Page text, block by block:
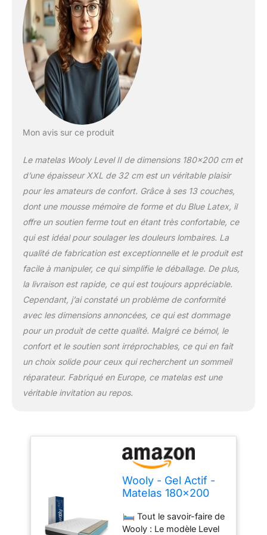
côté été intègre un gel
actif respirant qui vous
garde au frais toute la
nuit, tandis que sa face
hiver, enrichie en laine
naturelle, vous
enveloppe de confort,
sans jamais laisser
en version ressorts
ensachés pour un
soutien dorsal précis et
couchage totale, ou en
version mousse HR
premium pour un accueil
enveloppant qui épouse
du corps.
Le Best-
Seller Wooly : Disponible
en mousse haute densité
(30 - 32 cm) ou en
cm), le modèle Level
s’adapte à vos
préférences pour un
confort sur-mesure.
supérieure et un sommeil
sain, faisant de lui l’un
des meilleurs matelas
haut de gamme du
marché actuellement.
Matelas Éco-
Responsable : Imaginé
en Irlande et fabriqué en
Mon avis sur ce produit
Le matelas Wooly Level II de dimensions 180×200 cm et
d’une épaisseur XXL de 32 cm est un véritable plaisir
pour les amateurs de confort. Grâce à ses 13 couches,
dont une mousse mémoire de forme et du Blue Latex, il
offre un soutien ferme tout en étant très confortable, ce
qui est idéal pour soulager les douleurs lombaires. La
qualité de fabrication est exceptionnelle et le produit est
facile à manipuler, ce qui simplifie le déballage. De plus,
la livraison est rapide, ce qui est toujours appréciable.
Cependant, j’ai constaté un problème de conformité
avec les dimensions annoncées, ce qui est dommage
pour un produit de cette qualité. Malgré ce bémol, le
confort et le soutien sont irréprochables, ce qui en fait
un choix solide pour ceux qui recherchent un sommeil
réparateur. Fabriqué en Europe, ce matelas est une
véritable invitation au repos.
Wooly - Gel Actif -
Matelas 180x200
- Épais 32 cm
Tout le savoir-faire de
Wooly : Le modèle Level